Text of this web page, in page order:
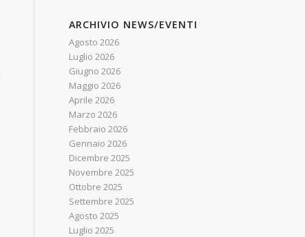
ARCHIVIO NEWS/EVENTI
Agosto 2026
Luglio 2026
Giugno 2026
Maggio 2026
Aprile 2026
Marzo 2026
Febbraio 2026
Gennaio 2026
Dicembre 2025
Novembre 2025
Ottobre 2025
Settembre 2025
Agosto 2025
Luglio 2025